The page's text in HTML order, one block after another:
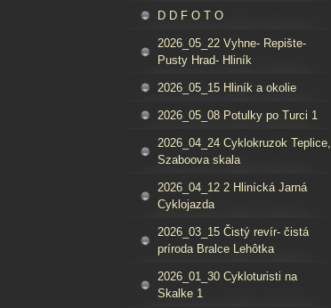
D D F O T O
2026_05_22 Vyhne- Repište-
Pusty Hrad- Hliník
2026_05_15 Hliník a okolie
2026_05_08 Potulky po Turci 1
2026_04_24 Cyklokruzok Teplice,
Szaboova skala
2026_04_12 2 Hlinícká Jarná
Cyklojazda
2026_03_15 Čistý revír- čistá
príroda Bralce Lehôtka
2026_01_30 Cykloturisti na
Skalke 1